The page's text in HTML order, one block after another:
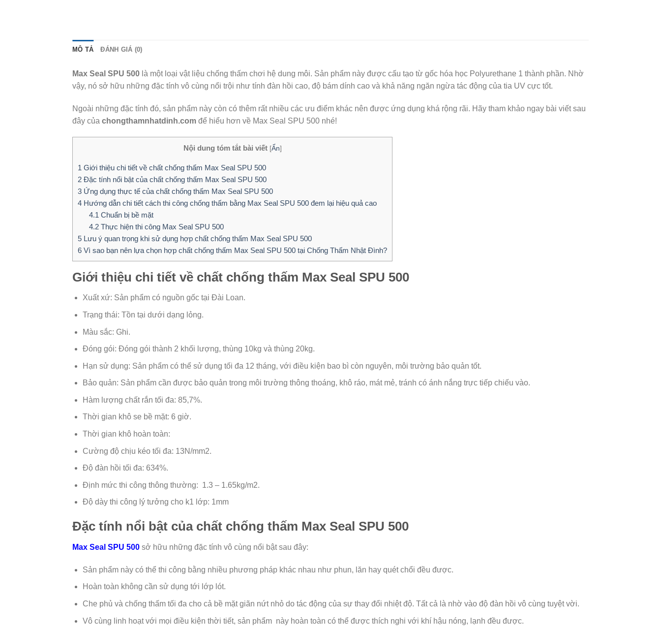
MÔ TẢ ĐÁNH GIÁ (0)
Max Seal SPU 500 là một loại vật liệu chống thấm chơi hệ dung môi. Sản phẩm này được cấu tạo từ gốc hóa học Polyurethane 1 thành phần. Nhờ
vậy, nó sở hữu những đặc tính vô cùng nổi trội như tính đàn hồi cao, độ bám dính cao và khả năng ngăn ngừa tác động của tia UV cực tốt.
Ngoài những đặc tính đó, sản phẩm này còn có thêm rất nhiều các ưu điểm khác nên được ứng dụng khá rộng rãi. Hãy tham khảo ngay bài viết sau
đây của chongthamnhatdinh.com để hiểu hơn về Max Seal SPU 500 nhé!
Nội dung tóm tắt bài viết [Ẩn]
1 Giới thiệu chi tiết về chất chống thấm Max Seal SPU 500
2 Đặc tính nổi bật của chất chống thấm Max Seal SPU 500
3 Ứng dụng thực tế của chất chống thấm Max Seal SPU 500
4 Hướng dẫn chi tiết cách thi công chống thấm bằng Max Seal SPU 500 đem lại hiệu quả cao
4.1 Chuẩn bị bề mặt
4.2Thực hiện thi công Max Seal SPU 500
5 Lưu ý quan trọng khi sử dụng hợp chất chống thấm Max Seal SPU 500
6 Vì sao bạn nên lựa chọn hợp chất chống thấm Max Seal SPU 500 tại Chống Thấm Nhật Đình?
Giới thiệu chi tiết về chất chống thấm Max Seal SPU 500
Xuất xứ: Sản phẩm có nguồn gốc tại Đài Loan.
Trạng thái: Tồn tại dưới dạng lỏng.
Màu sắc: Ghi.
Đóng gói: Đóng gói thành 2 khối lượng, thùng 10kg và thùng 20kg.
Hạn sử dụng: Sản phẩm có thể sử dụng tối đa 12 tháng, với điều kiện bao bì còn nguyên, môi trường bảo quản tốt.
Bảo quản: Sản phẩm cần được bảo quản trong môi trường thông thoáng, khô ráo, mát mẻ, tránh có ánh nắng trực tiếp chiếu vào.
Hàm lượng chất rắn tối đa: 85,7%.
Thời gian khô se bề mặt: 6 giờ.
Thời gian khô hoàn toàn:
Cường độ chịu kéo tối đa: 13N/mm2.
Độ đàn hồi tối đa: 634%.
Định mức thi công thông thường: 1.3 – 1.65kg/m2.
Độ dày thi công lý tưởng cho k1 lớp: 1mm
Đặc tính nổi bật của chất chống thấm Max Seal SPU 500
Max Seal SPU 500 sở hữu những đặc tính vô cùng nổi bật sau đây:
Sản phẩm này có thể thi công bằng nhiều phương pháp khác nhau như phun, lăn hay quét chổi đều được.
Hoàn toàn không cần sử dụng tới lớp lót.
Che phủ và chống thấm tối đa cho cả bề mặt giãn nứt nhỏ do tác động của sự thay đổi nhiệt độ. Tất cả là nhờ vào độ đàn hồi vô cùng tuyệt vời.
Vô cùng linh hoạt với mọi điều kiện thời tiết, sản phẩm này hoàn toàn có thể được thích nghi với khí hậu nóng, lạnh đều được.